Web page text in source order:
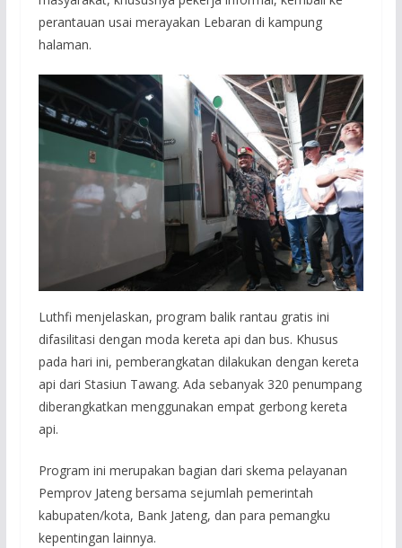
perantauan usai merayakan Lebaran di kampung
halaman.
Luthfi menjelaskan, program balik rantau gratis ini
difasilitasi dengan moda kereta api dan bus. Khusus
pada hari ini, pemberangkatan dilakukan dengan kereta
api dari Stasiun Tawang. Ada sebanyak 320 penumpang
diberangkatkan menggunakan empat gerbong kereta
api.
Program ini merupakan bagian dari skema pelayanan
Pemprov Jateng bersama sejumlah pemerintah
kabupaten/kota, Bank Jateng, dan para pemangku
kepentingan lainnya.